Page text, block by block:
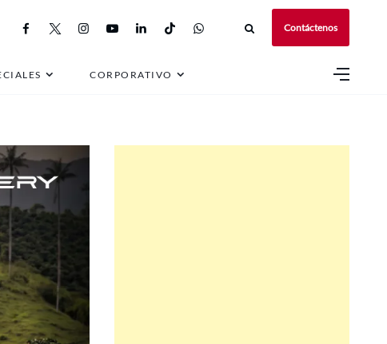
Contáctenos
CORPORATIVO